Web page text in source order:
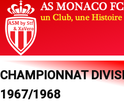
CHAMPIONNAT
1967/1968